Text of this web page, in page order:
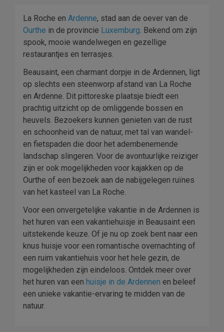
La Roche en Ardenne, stad aan de oever van de
Ourthe in de provincie Luxemburg. Bekend om zijn
spook, mooie wandelwegen en gezellige
restaurantjes en terrasjes.
Beausaint, een charmant dorpje in de Ardennen, ligt
op slechts een steenworp afstand van La Roche
en Ardenne. Dit pittoreske plaatsje biedt een
prachtig uitzicht op de omliggende bossen en
heuvels. Bezoekers kunnen genieten van de rust
en schoonheid van de natuur, met tal van wandel-
en fietspaden die door het adembenemende
landschap slingeren. Voor de avontuurlijke reiziger
zijn er ook mogelijkheden voor kajakken op de
Ourthe of een bezoek aan de nabijgelegen ruïnes
van het kasteel van La Roche.
Voor een onvergetelijke vakantie in de Ardennen is
het huren van een vakantiehuisje in Beausaint een
uitstekende keuze. Of je nu op zoek bent naar een
knus huisje voor een romantische overnachting of
een ruim vakantiehuis voor het hele gezin, de
mogelijkheden zijn eindeloos. Ontdek meer over
het huren van een huisje in de Ardennen en beleef
een unieke vakantie-ervaring te midden van de
natuur.